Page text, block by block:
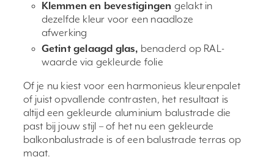
Klemmen en bevestigingen gelakt in
dezelfde kleur voor een naadloze
afwerking
Getint gelaagd glas, benaderd op RAL-
waarde via gekleurde folie
Of je nu kiest voor een harmonieus kleurenpalet
of juist opvallende contrasten, het resultaat is
altijd een gekleurde aluminium balustrade die
past bij jouw stijl – of het nu een gekleurde
balkonbalustrade is of een balustrade terras op
maat.